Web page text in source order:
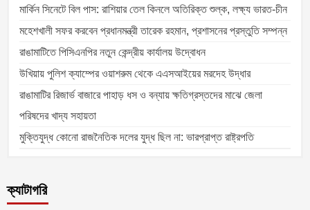
মার্কিন সিনেটে বিল পাস: রাশিয়ার তেল কিনলে অতিরিক্ত শুল্ক, লক্ষ্য ভারত-চীন
মহেশখালী সফর করবেন প্রধানমন্ত্রী তারেক রহমান, প্রশাসনের প্রস্তুতি সম্পন্ন
রাঙামাটিতে পিসিএনপির নতুন কেন্দ্রীয় কার্যালয় উদ্বোধন
উখিয়ায় পুলিশ ক্যাম্পের ওয়াশরুম থেকে এএসআইয়ের মরদেহ উদ্ধার
রাঙামাটির রিজার্ভ বাজারে পাহাড় ধস ও বন্যায় ক্ষতিগ্রস্তদের মাঝে জেলা
পরিষদের খাদ্য সহায়তা
মুক্তিযুদ্ধ কোনো রাজনৈতিক দলের যুদ্ধ ছিল না: ভারপ্রাপ্ত রাষ্ট্রপতি
ক্যাটাগরি